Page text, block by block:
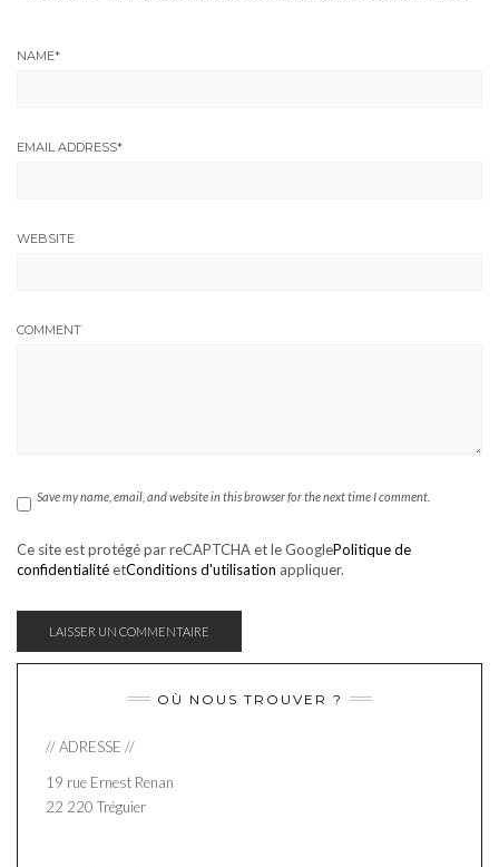
NAME*
EMAIL ADDRESS*
WEBSITE
COMMENT
Save my name, email, and website in this browser for the next time I comment.
Ce site est protégé par reCAPTCHA et le GooglePolitique de
confidentialitéetConditions d'utilisation appliquer.
OÙ NOUS TROUVER ?
// ADRESSE //
19 rue Ernest Renan
22 220 Tréguier